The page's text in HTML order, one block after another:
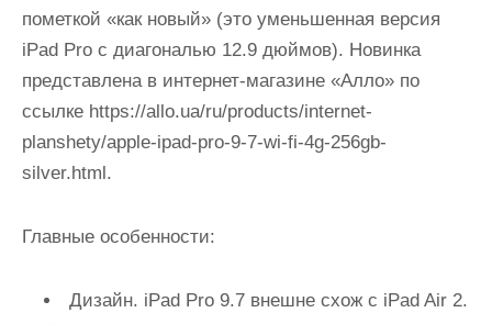
пометкой «как новый» (это уменьшенная версия
iPad Pro с диагональю 12.9 дюймов). Новинка
представлена в интернет-магазине «Алло» по
ссылке https://allo.ua/ru/products/internet-
planshety/apple-ipad-pro-9-7-wi-fi-4g-256gb-
silver.html.
Главные особенности:
Дизайн. iPad Pro 9.7 внешне схож с iPad Air 2.